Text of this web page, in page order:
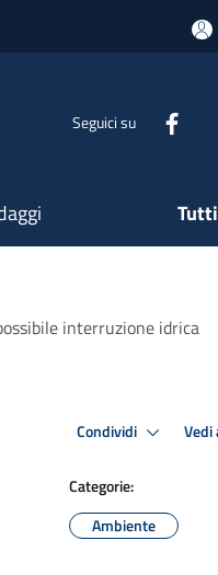
Seguici su
interruzione idrica
Condividi Vedi
Categorie:
Ambiente